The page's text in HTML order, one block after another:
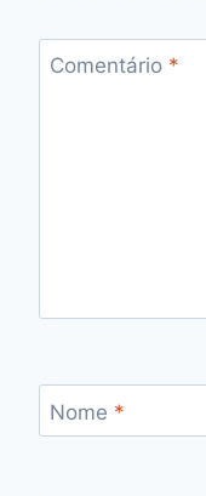
Comentário *
Nome *